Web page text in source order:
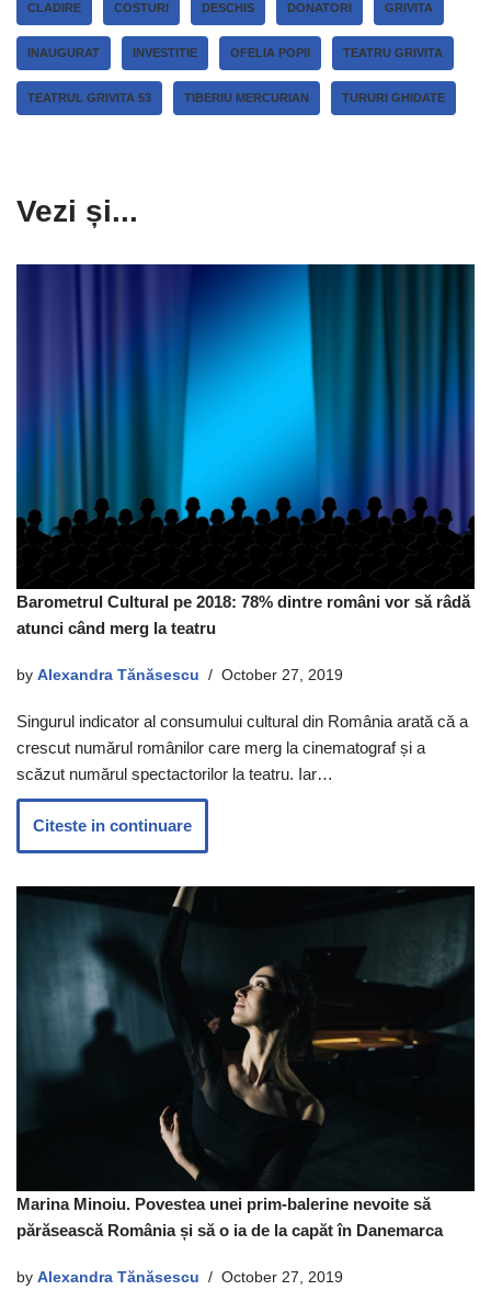
CLADIRE COSTURI DESCHIS DONATORI GRIVITA
INAUGURAT INVESTITIE OFELIA POPII TEATRU GRIVITA
TEATRUL GRIVITA 53 TIBERIU MERCURIAN TURURI GHIDATE
Vezi și...
Barometrul Cultural pe 2018: 78% dintre români vor să râdă
atunci când merg la teatru
by Alexandra Tănăsescu October 27, 2019
Singurul indicator al consumului cultural din România arată că a
crescut numărul românilor care merg la cinematograf și a
scăzut numărul spectactorilor la teatru. Iar…
Citeste in continuare
Marina Minoiu. Povestea unei prim-balerine nevoite să
părăsească România și să o ia de la capăt în Danemarca
by Alexandra Tănăsescu October 27, 2019